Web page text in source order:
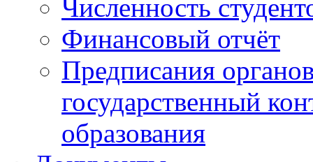
Численность
Финансовый отчёт
Предписания
государственный
образования